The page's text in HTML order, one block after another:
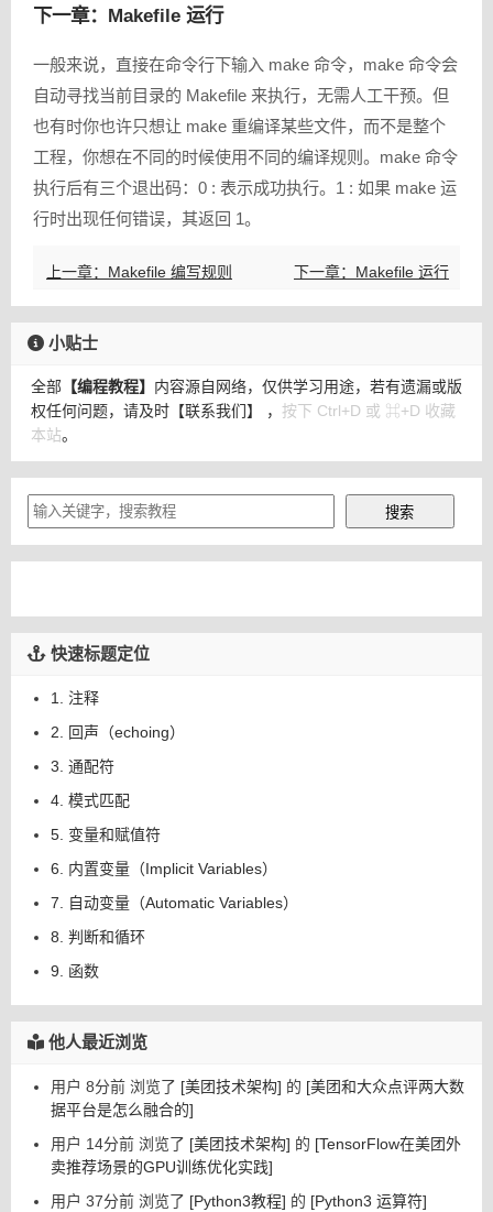
下一章：Makefile 运行
一般来说，直接在命令行下输入 make 命令，make 命令会
自动寻找当前目录的 Makefile 来执行，无需人工干预。但
也有时你也许只想让 make 重编译某些文件，而不是整个
工程，你想在不同的时候使用不同的编译规则。make 命令
执行后有三个退出码：0 : 表示成功执行。1 : 如果 make 运
行时出现任何错误，其返回 1。
上一章：Makefile 编写规则 下一章：Makefile 运行
小贴士
全部 【编程教程】 内容源自网络，仅供学习用途，若有遗漏或版
权任何问题，请及时 【联系我们】 ， 按下 Ctrl+D 或 ⌘+D 收藏
本站。
快速标题定位
1. 注释
2. 回声（echoing）
3. 通配符
4. 模式匹配
5. 变量和赋值符
6. 内置变量（Implicit Variables）
7. 自动变量（Automatic Variables）
8. 判断和循环
9. 函数
他人最近浏览
用户 8分前 浏览了 [美团技术架构] 的 [美团和大众点评两大数
据平台是怎么融合的]
用户 14分前 浏览了 [美团技术架构] 的 [TensorFlow在美团外
卖推荐场景的GPU训练优化实践]
用户 37分前 浏览了 [Python3教程] 的 [Python3 运算符]